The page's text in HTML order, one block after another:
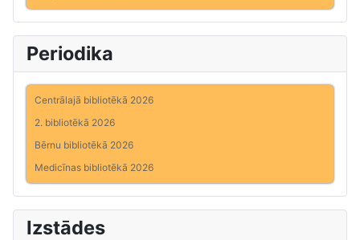
Periodika
Centrālajā bibliotēkā 2026
2. bibliotēkā 2026
Bērnu bibliotēkā 2026
Medicīnas bibliotēkā 2026
Izstādes